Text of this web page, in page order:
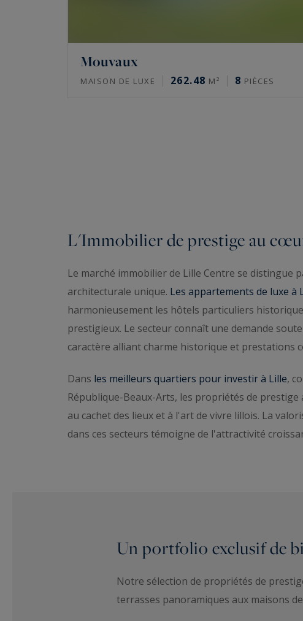
Mouvaux
MAISON DE LUXE 262.48 M² 8 PIÈCES
L'Immobilier de prestige au
Le marché immobilier de Lille Centre se distingue
architecturale unique. Les appartements de luxe à
harmonieusement les hôtels particuliers
prestigieux. Le secteur connaît une demande
caractère alliant charme historique et prestations
Dans les meilleurs quartiers pour investir à Lille,
République-Beaux-Arts, les propriétés de
au cachet des lieux et à l'art de vivre lillois. La
dans ces secteurs témoigne de l'attractivité
Un portfolio exclusif de
Notre sélection de propriétés de
terrasses panoramiques aux maisons